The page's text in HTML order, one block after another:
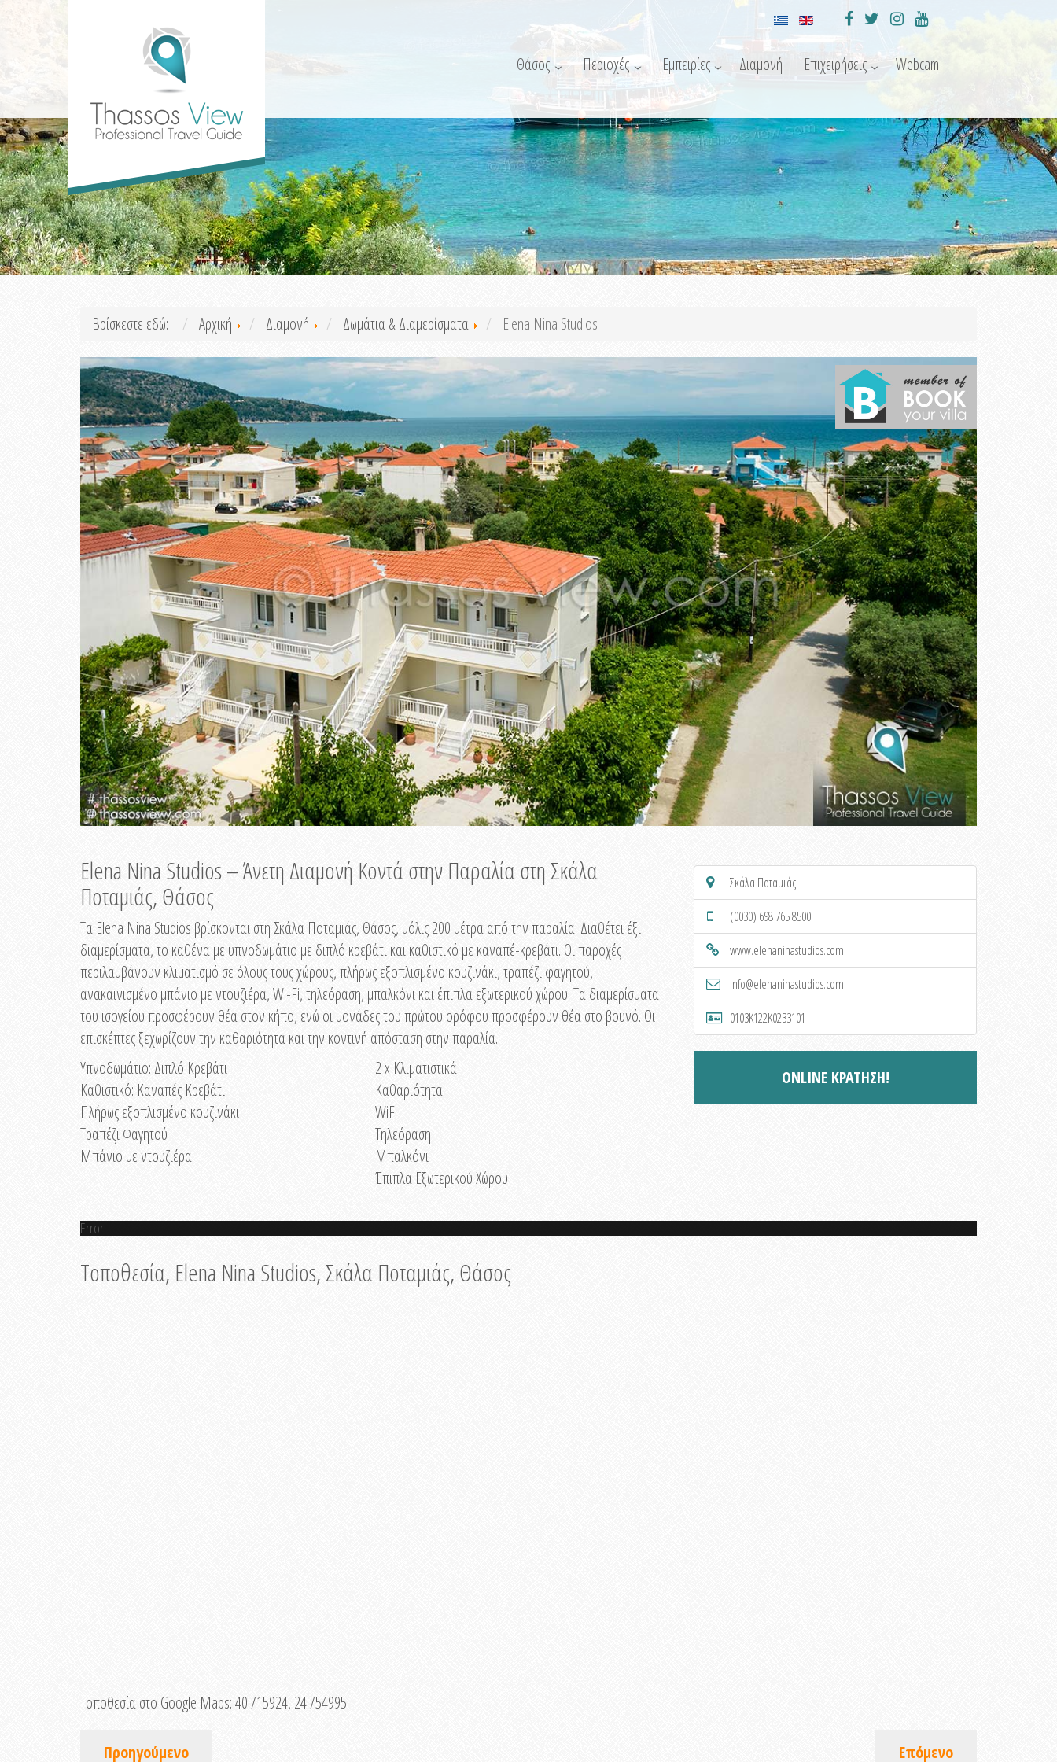
Θάσος Περιοχές Εμπειρίες Διαμονή Επιχειρήσεις Webcam
Βρίσκεστε εδώ: Αρχική Διαμονή Δωμάτια & Διαμερίσματα Elena Nina Studios
Elena Nina Studios – Άνετη Διαμονή Κοντά στην Παραλία στη Σκάλα
Ποταμιάς, Θάσος
Τα Elena Nina Studios βρίσκονται στη Σκάλα Ποταμιάς, Θάσος, μόλις 200 μέτρα από την παραλία. Διαθέτει έξι
διαμερίσματα, το καθένα με υπνοδωμάτιο με διπλό κρεβάτι και καθιστικό με καναπέ-κρεβάτι. Οι παροχές
περιλαμβάνουν κλιματισμό σε όλους τους χώρους, πλήρως εξοπλισμένο κουζινάκι, τραπέζι φαγητού,
ανακαινισμένο μπάνιο με ντουζιέρα, Wi-Fi, τηλεόραση, μπαλκόνι και έπιπλα εξωτερικού χώρου. Τα διαμερίσματα
του ισογείου προσφέρουν θέα στον κήπο, ενώ οι μονάδες του πρώτου ορόφου προσφέρουν θέα στο βουνό. Οι
επισκέπτες ξεχωρίζουν την καθαριότητα και την κοντινή απόσταση στην παραλία.
Υπνοδωμάτιο: Διπλό Κρεβάτι
Καθιστικό: Καναπές Κρεβάτι
Πλήρως εξοπλισμένο κουζινάκι
Τραπέζι Φαγητού
Μπάνιο με ντουζιέρα
2 x Κλιματιστικά
Καθαριότητα
WiFi
Τηλεόραση
Μπαλκόνι
Έπιπλα Εξωτερικού Χώρου
Σκάλα Ποταμιάς
(0030) 698 765 8500
www.elenaninastudios.com
info@elenaninastudios.com
0103K122K0233101
ONLINE ΚΡΑΤΗΣΗ!
Error
Τοποθεσία, Elena Nina Studios, Σκάλα Ποταμιάς, Θάσος
Τοποθεσία στο Google Maps:40.715924, 24.754995
Προηγούμενο Επόμενο